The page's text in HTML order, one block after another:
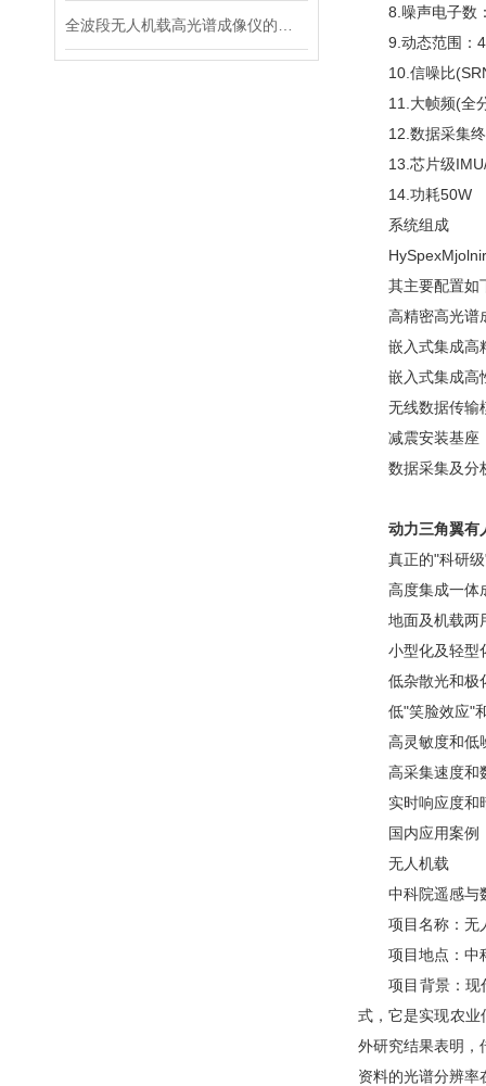
8.噪声电子数：
9.动态范围：
10.信噪比
11.大帧频(全分
12.数据采集终
13.芯片级IMU/
14.功耗50W
系统组成
HySpexMjolnir
其主要配置如
高精密高光谱
嵌入式集成高
嵌入式集成高
无线数据传输
减震安装基座
数据采集及分
动力三角翼有
真正的"科研级"
高度集成一体
地面及机载两
小型化及轻型
低杂散光和极
低"笑脸效应"和
高灵敏度和低
高采集速度和
实时响应度和
国内应用案例
无人机载
中科院遥感与数
项目名称：无
项目地点：中科
项目背景：现代
式，它是实现农业
外研究结果表明，
资料的光谱分辨